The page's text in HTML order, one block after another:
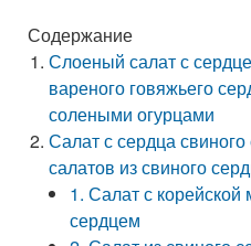
Содержание
Слоеный салат с
вареного говяжьего
солеными огурцами
Салат с сердца
салатов из свиного
1. Салат с
сердцем